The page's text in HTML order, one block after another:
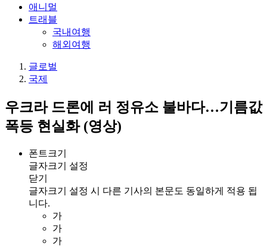
애니멀
트래블
국내여행
해외여행
글로벌
국제
우크라 드론에 러 정유소 불바다…기름값
폭등 현실화 (영상)
폰트크기
글자크기 설정
닫기
글자크기 설정 시 다른 기사의 본문도 동일하게 적용 됩
니다.
가
가
가